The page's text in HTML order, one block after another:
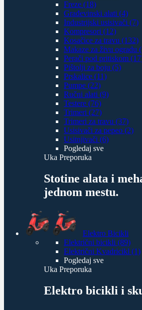
Freze (18)
Građevinski alati (4)
Industrijski usisivači (7)
Kompresori (12)
Kosačice za travu (132)
Makaze za živu ogradu
Perači pod pritiskom
Pištolji za boju (5)
Prskalice (11)
Pumpe (22)
Ručni alati (9)
Testere (76)
Trimeri (27)
Trimeri za travu (37)
Usisivači za pepeo (2)
Usitnjivači (6)
Pogledaj sve
Uka Preporuka
Stotine alata i
jednom mestu.
Elektro Bicikli
Električni bicikli (89)
Električni Kvadricikl (1)
Pogledaj sve
Uka Preporuka
Elektro bicikli i